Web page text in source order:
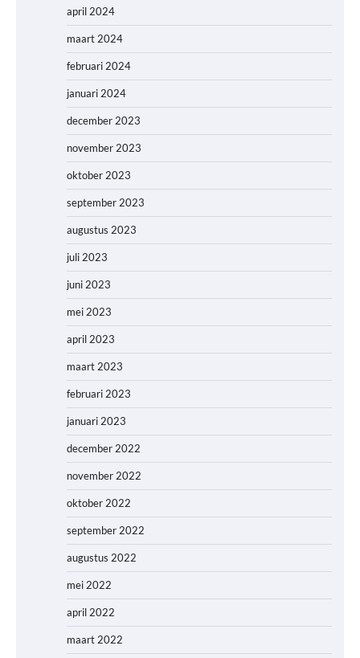
april 2024
maart 2024
februari 2024
januari 2024
december 2023
november 2023
oktober 2023
september 2023
augustus 2023
juli 2023
juni 2023
mei 2023
april 2023
maart 2023
februari 2023
januari 2023
december 2022
november 2022
oktober 2022
september 2022
augustus 2022
mei 2022
april 2022
maart 2022